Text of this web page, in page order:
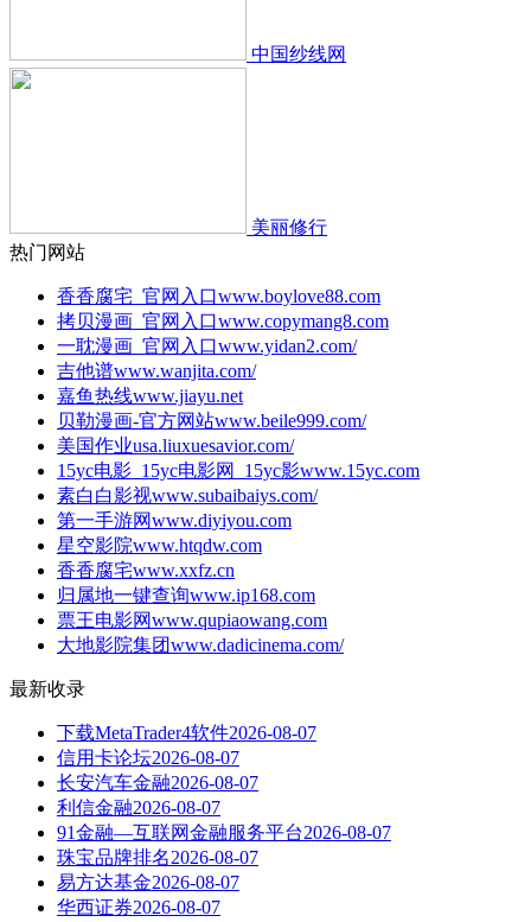
中国纱线网
美丽修行
热门网站
香香腐宅_官网入口www.boylove88.com
拷贝漫画_官网入口www.copymang8.com
一耽漫画_官网入口www.yidan2.com/
吉他谱www.wanjita.com/
嘉鱼热线www.jiayu.net
贝勒漫画-官方网站www.beile999.com/
美国作业usa.liuxuesavior.com/
15yc电影_15yc电影网_15yc影www.15yc.com
素白白影视www.subaibaiys.com/
第一手游网www.diyiyou.com
星空影院www.htqdw.com
香香腐宅www.xxfz.cn
归属地一键查询www.ip168.com
票王电影网www.qupiaowang.com
大地影院集团www.dadicinema.com/
最新收录
下载MetaTrader4软件2026-08-07
信用卡论坛2026-08-07
长安汽车金融2026-08-07
利信金融2026-08-07
91金融—互联网金融服务平台2026-08-07
珠宝品牌排名2026-08-07
易方达基金2026-08-07
华西证券2026-08-07